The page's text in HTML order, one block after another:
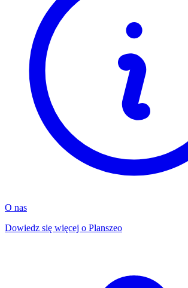
O nas
Dowiedz się więcej o Planszeo